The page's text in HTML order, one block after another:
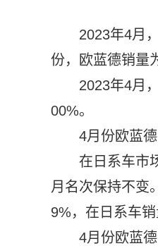
2023年4月
份，欧蓝德销量
2023年4月
00%。
4月份欧蓝
在日系车市
月名次保持不变
9%，在日系车销
4月份欧蓝